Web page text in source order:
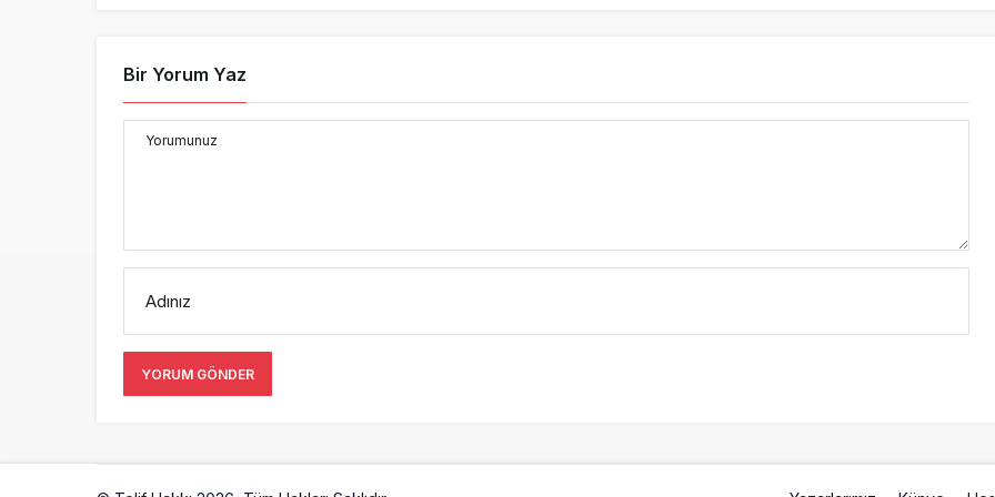
Bir Yorum Yaz
Yorumunuz
Adınız
YORUM GÖNDER